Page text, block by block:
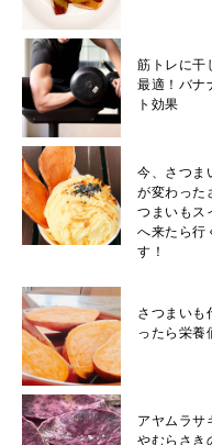
筋トレに干
最適！バナ
ト効果
今、さつま
が変わった
つまいもス
へ来たら行
す！
さつまいも
ったら栄養
アヤムラサ
やむらさき